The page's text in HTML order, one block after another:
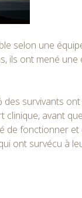
selon une
ils ont mené une
survivants
clinique, avant
de fonctionner
ont survécu à